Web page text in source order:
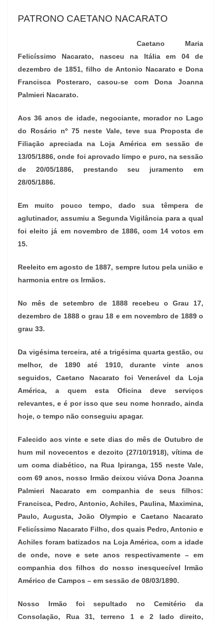
PATRONO CAETANO NACARATO
Caetano Maria
Felicíssimo Nacarato, nasceu na Itália em 04 de
dezembro de 1851, filho de Antonio Nacarato e Dona
Francisca Posteraro, casou-se com Dona Joanna
Palmieri Nacarato.
Aos 36 anos de idade, negociante, morador no Lago
do Rosário nº 75 neste Vale, teve sua Proposta de
Filiação apreciada na Loja América em sessão de
13/05/1886, onde foi aprovado limpo e puro, na sessão
de 20/05/1886, prestando seu juramento em
28/05/1886.
Em muito pouco tempo, dado sua têmpera de
aglutinador, assumiu a Segunda Vigilância para a qual
foi eleito já em novembro de 1886, com 14 votos em
15.
Reeleito em agosto de 1887, sempre lutou pela união e
harmonia entre os Irmãos.
No mês de setembro de 1888 recebeu o Grau 17,
dezembro de 1888 o grau 18 e em novembro de 1889 o
grau 33.
Da vigésima terceira, até a trigésima quarta gestão, ou
melhor, de 1890 até 1910, durante vinte anos
seguidos, Caetano Nacarato foi Venerável da Loja
América, a quem esta Oficina deve serviços
relevantes, e é por isso que seu nome honrado, ainda
hoje, o tempo não conseguiu apagar.
Falecido aos vinte e sete dias do mês de Outubro de
hum mil novecentos e dezoito (27/10/1918), vítima de
um coma diabético, na Rua Ipiranga, 155 neste Vale,
com 69 anos, nosso Irmão deixou viúva Dona Joanna
Palmieri Nacarato em companhia de seus filhos:
Francisca, Pedro, Antonio, Achiles, Paulina, Maximina,
Paulo, Augusta, João Olympio e Caetano Nacarato
Felicíssimo Nacarato Filho, dos quais Pedro, Antonio e
Achiles foram batizados na Loja América, com a idade
de onde, nove e sete anos respectivamente – em
companhia dos filhos do nosso inesquecível Irmão
Américo de Campos – em sessão de 08/03/1890.
Nosso Irmão foi sepultado no Cemitério da
Consolação, Rua 31, terreno 1 e 2 lado direito,